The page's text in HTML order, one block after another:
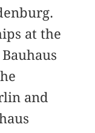
at the
and